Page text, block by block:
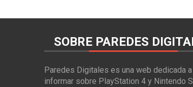
SOBRE PAREDES
Paredes Digitales es una web dedicada a
informar sobre PlayStation 4 y Nintendo